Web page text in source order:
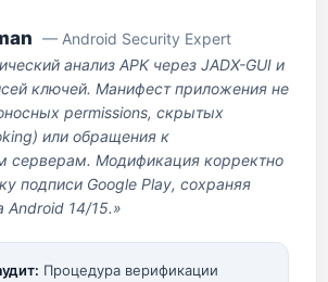
— Android Security Expert
анализ APK через JADX-GUI и
ключей. Манифест приложения не
permissions, скрытых
или обращения к
серверам. Модификация корректно
подписи Google Play, сохраняя
Android 14/15.»
Процедура верификации